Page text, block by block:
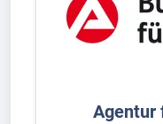
Agentur